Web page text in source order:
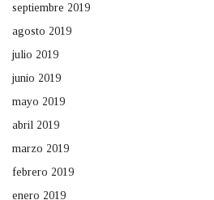
septiembre 2019
agosto 2019
julio 2019
junio 2019
mayo 2019
abril 2019
marzo 2019
febrero 2019
enero 2019